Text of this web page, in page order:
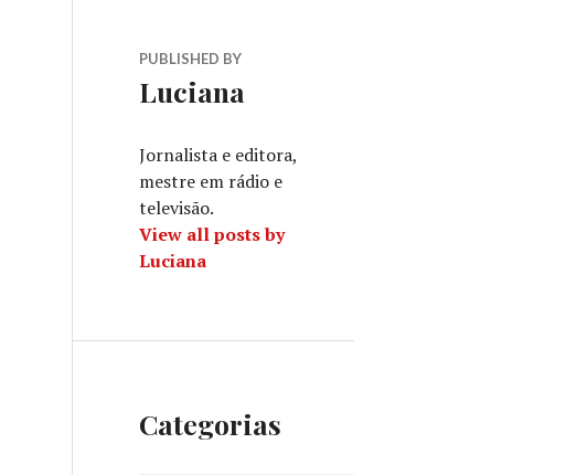
PUBLISHED BY
Luciana
Jornalista e editora,
mestre em rádio e
televisão.
View all posts by
Luciana
Categorias